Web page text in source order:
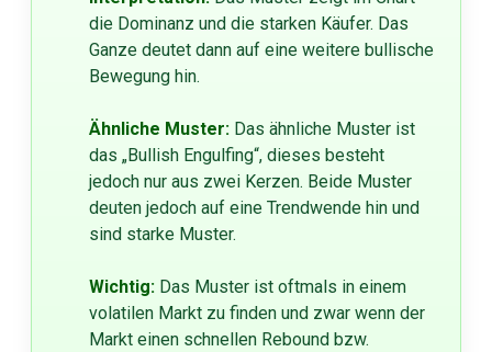
die Dominanz und die starken Käufer. Das
Ganze deutet dann auf eine weitere bullische
Bewegung hin.
Ähnliche Muster: Das ähnliche Muster ist
das „Bullish Engulfing“, dieses besteht
jedoch nur aus zwei Kerzen. Beide Muster
deuten jedoch auf eine Trendwende hin und
sind starke Muster.
Wichtig: Das Muster ist oftmals in einem
volatilen Markt zu finden und zwar wenn der
Markt einen schnellen Rebound bzw.